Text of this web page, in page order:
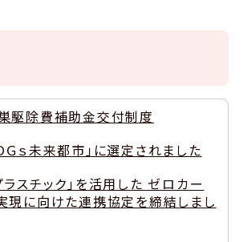
駆除費補助金交付制度
Ｇｓ未来都市」に選定されました
ラスチック」を活用した ゼロカー
現に向けた連携協定を締結しまし